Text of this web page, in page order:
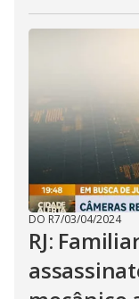
DO R7/03/04/2024
RJ: